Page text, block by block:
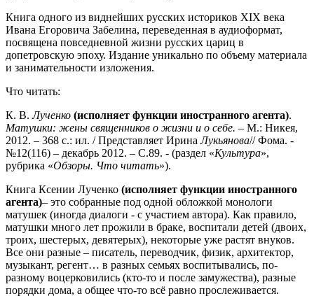
Книга одного из виднейших русских историков XIX века
Ивана Егоровича Забелина, переведенная в аудиоформат,
посвящена повседневной жизни русских цариц в
допетровскую эпоху. Издание уникально по объему материала
и занимательности изложения.
Что читать:
К. В.Лученко (исполняет функции иностранного агента).
Матушки: жены священников о жизни и о себе. – М.: Никея,
2012. – 368 с.: ил. / Представляет ИринаЛукьянова// Фома. -
№12(116) – декабрь 2012. – С.89. - (раздел «Культура»,
рубрика «Обзоры. Что читать»).
Книга Ксении Лученко (исполняет функции иностранного
агента)– это собранные под одной обложкой монологи
матушек (иногда диалоги - с участием автора). Как правило,
матушки много лет прожили в браке, воспитали детей (двоих,
троих, шестерых, девятерых), некоторые уже растят внуков.
Все они разные – писатель, переводчик, физик, архитектор,
музыкант, регент… в разных семьях воспитывались, по-
разному воцерковились (кто-то и после замужества), разные
порядки дома, а общее что-то всё равно прослеживается.